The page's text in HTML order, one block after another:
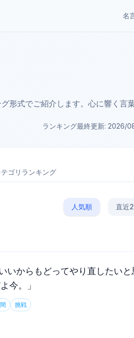
名
形式でご紹介します。心に響く言
ランキング最終更新: 2026/
テゴリランキング
人気順 直近
いからもどってやり直した
今。」
挑戦